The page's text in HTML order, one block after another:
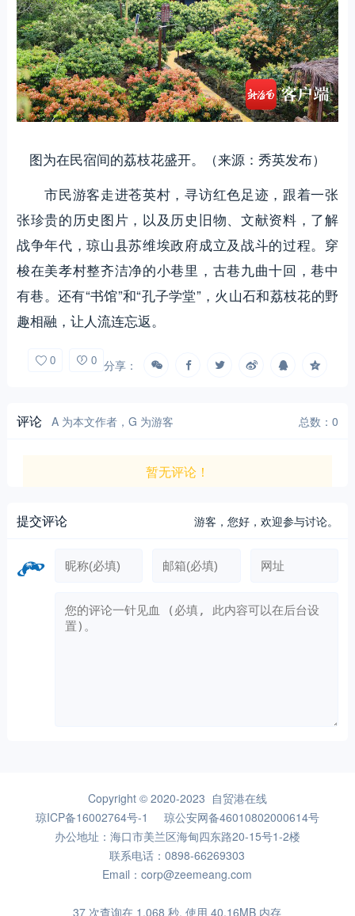
图为在民宿间的荔枝花盛开。（来源：秀英发布）
市民游客走进苍英村，寻访红色足迹，跟着一张
张珍贵的历史图片，以及历史旧物、文献资料，了解
战争年代，琼山县苏维埃政府成立及战斗的过程。穿
梭在美孝村整齐洁净的小巷里，古巷九曲十回，巷中
有巷。还有“书馆”和“孔子学堂”，火山石和荔枝花的野
趣相融，让人流连忘返。
0 0 分享：
评论 A 为本文作者，G 为游客 总数：0
暂无评论！
提交评论 游客，您好，欢迎参与讨论。
Copyright © 2020-2023 自贸港在线
琼ICP备16002764号-1
琼公安网备46010802000614号
办公地址：海口市美兰区海甸四东路20-15号1-2楼
联系电话：0898-66269303
Email：corp@zeemeang.com
37 次查询在 1.068 秒, 使用 40.16MB 内存